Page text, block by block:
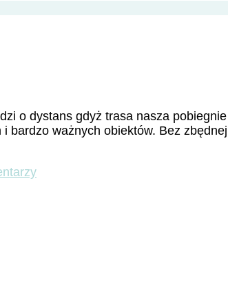
o dystans gdyż trasa nasza
ważnych obiektów. Bez
do